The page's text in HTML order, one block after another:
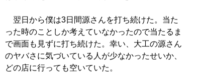
翌日から僕は3日間源さんを打ち続けた。当た
った時のことしか考えていなかったので当たるま
で画面も見ずに打ち続けた。幸い、大工の源さん
のヤバさに気づいている人が少なかったせいか、
どの店に行っても空いていた。